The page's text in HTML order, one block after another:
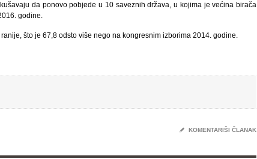
da ponovo pobjede u 10 saveznih država, u kojima je većina birača
godine.
što je 67,8 odsto više nego na kongresnim izborima 2014. godine.
✎ KOMENTARIŠI ČLANAK